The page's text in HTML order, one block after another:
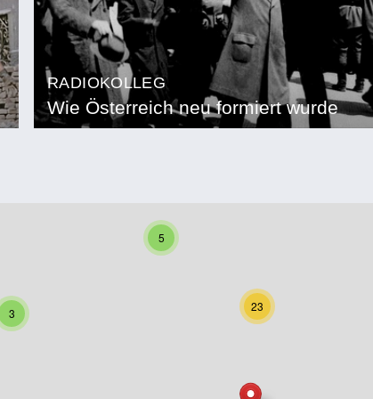
RADIOKOLLEG
Wie Österreich neu formiert wurde
5
23
3